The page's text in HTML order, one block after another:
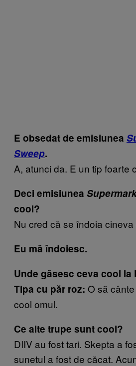
E obsedat de emisiunea
Sweep.
A, atunci da. E un tip foarte
Deci emisiunea
cool?
Nu cred că se îndoia
Eu mă îndoiesc.
Unde găsesc ceva cool la
Tipa cu păr roz: O să
cool omul.
Ce alte trupe sunt cool?
DIIV au fost tari. Skepta a
sunetul a fost de căcat.